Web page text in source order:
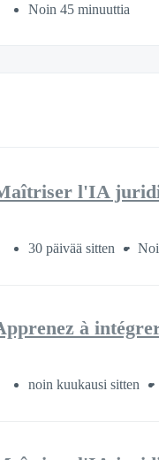
Noin 45 minuuttia
l'IA
30 päivää sitten
à
noin kuukausi sitten